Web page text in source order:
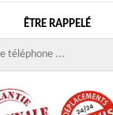
ÊTRE RAPPELÉ